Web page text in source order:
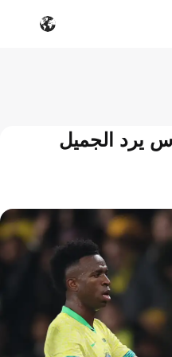
يرد الجميل